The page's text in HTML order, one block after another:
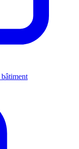
bâtiment